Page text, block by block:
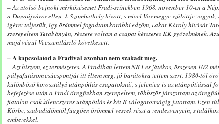
– Az utolsó bajnoki mérkőzésemet Fradi-színekben 1968. november 10-én a
a Dunaújváros ellen. A Szombathely hívott, s mivel Vas megye szülöttje
ígéret teljesült, így örömmel fogadtam korábbi edzőm, Lakat Károly hívását
szerepeltem Tatabányán, részese voltam a csapat kétszeres KK-győzelmének.
majd végül Vácszentlászló következett.
– A kapcsolatod a Fradival azonban nem szakadt meg.
– Azt hiszem, ez természetes. A Fradiban lettem NB I-es játékos, összesen 102
pályafutásom csúcspontját itt éltem meg, jó barátokra tettem szert. 1980-tól
különböző korosztályú utánpótlás csapatoknál, s jelenleg is az utánpótlással
befejezése után a Fradi öregfiúkban szerepeltem, többször játszottam az
fiatalon csak kilencszeres utánpótlás és két B-válogatottságig jutottam. Ezen
Körbe, szabadidőmtől függően örömmel veszek részt a rendezvényein, s
emberekkel.